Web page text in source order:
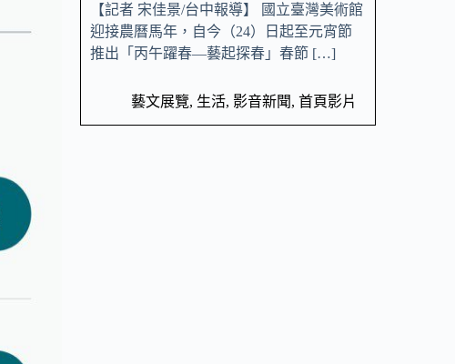
【記者 宋佳景/台中報導】 國立臺灣美術館
迎接農曆馬年，自今（24）日起至元宵節
推出「丙午躍春—藝起探春」春節 […]
藝文展覽, 生活, 影音新聞, 首頁影片